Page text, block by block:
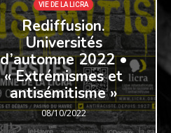
VIE DE LA LICRA
Rediffusion.
Universités
d’automne 2022 •
« Extrémismes et
antisémitisme »
08/10/2022